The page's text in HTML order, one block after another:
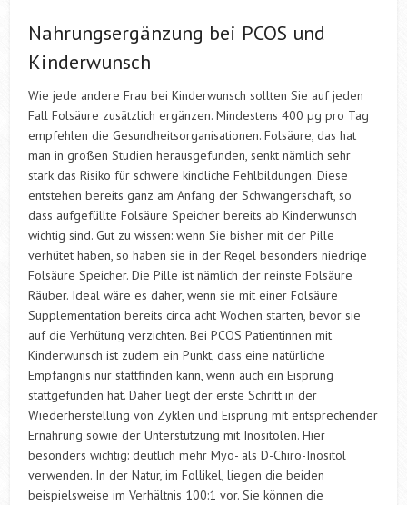
Nahrungsergänzung bei PCOS und
Kinderwunsch
Wie jede andere Frau bei Kinderwunsch sollten Sie auf jeden
Fall Folsäure zusätzlich ergänzen. Mindestens 400 µg pro Tag
empfehlen die Gesundheitsorganisationen. Folsäure, das hat
man in großen Studien herausgefunden, senkt nämlich sehr
stark das Risiko für schwere kindliche Fehlbildungen. Diese
entstehen bereits ganz am Anfang der Schwangerschaft, so
dass aufgefüllte Folsäure Speicher bereits ab Kinderwunsch
wichtig sind. Gut zu wissen: wenn Sie bisher mit der Pille
verhütet haben, so haben sie in der Regel besonders niedrige
Folsäure Speicher. Die Pille ist nämlich der reinste Folsäure
Räuber. Ideal wäre es daher, wenn sie mit einer Folsäure
Supplementation bereits circa acht Wochen starten, bevor sie
auf die Verhütung verzichten. Bei PCOS Patientinnen mit
Kinderwunsch ist zudem ein Punkt, dass eine natürliche
Empfängnis nur stattfinden kann, wenn auch ein Eisprung
stattgefunden hat. Daher liegt der erste Schritt in der
Wiederherstellung von Zyklen und Eisprung mit entsprechender
Ernährung sowie der Unterstützung mit Inositolen. Hier
besonders wichtig: deutlich mehr Myo- als D-Chiro-Inositol
verwenden. In der Natur, im Follikel, liegen die beiden
beispielsweise im Verhältnis 100:1 vor. Sie können die